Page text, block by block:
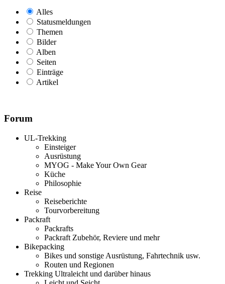
Alles
Statusmeldungen
Themen
Bilder
Alben
Seiten
Einträge
Artikel
Forum
UL-Trekking
Einsteiger
Ausrüstung
MYOG - Make Your Own Gear
Küche
Philosophie
Reise
Reiseberichte
Tourvorbereitung
Packraft
Packrafts
Packraft Zubehör, Reviere und mehr
Bikepacking
Bikes und sonstige Ausrüstung, Fahrtechnik usw.
Routen und Regionen
Trekking Ultraleicht und darüber hinaus